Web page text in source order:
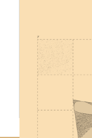
ESRS –
CSRD
cyfrowymi.
informacji,
przez
pomocą